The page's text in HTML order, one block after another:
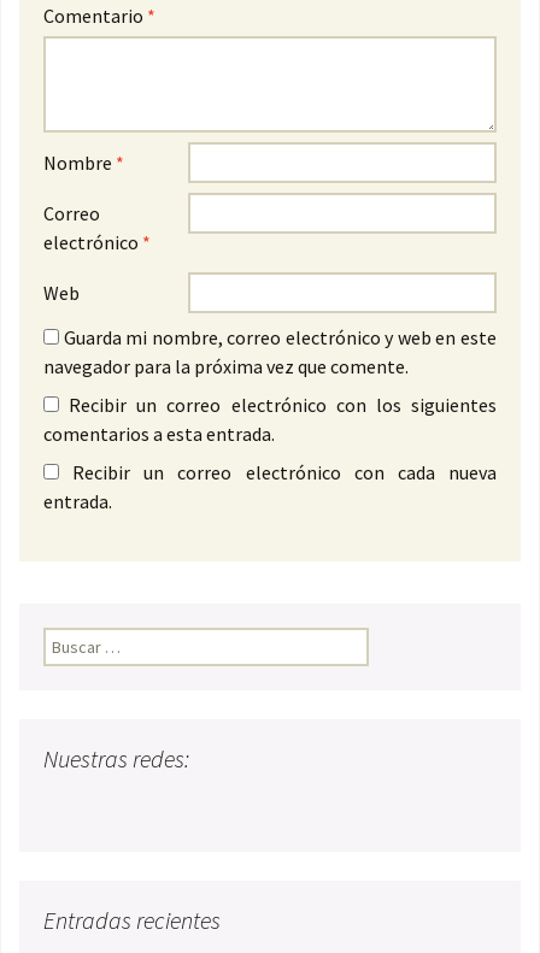
Comentario *
Nombre *
Correo
electrónico *
Web
Guarda mi nombre, correo electrónico y web en este
navegador para la próxima vez que comente.
Recibir un correo electrónico con los siguientes
comentarios a esta entrada.
Recibir un correo electrónico con cada nueva
entrada.
Buscar:
Nuestras redes:
Entradas recientes